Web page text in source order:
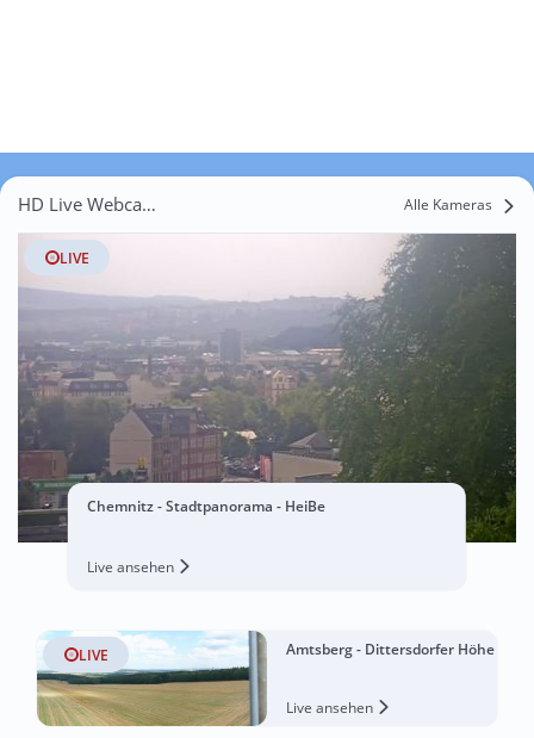
HD Live Webcams Dürrenuhlsdorf Alle Kameras
LIVE
Chemnitz - Stadtpanorama - HeiBe
Live ansehen
LIVE Amtsberg - Dittersdorfer Höhe
Live ansehen